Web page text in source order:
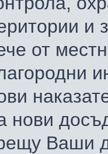
и
от
нови
Ваши